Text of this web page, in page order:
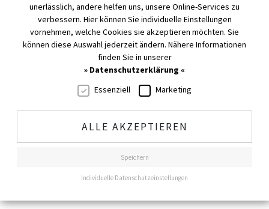
Anhänger COLORADO
unerlässlich, andere helfen uns, unsere Online-Services zu
verbessern. Hier können Sie individuelle Einstellungen
vornehmen, welche Cookies sie akzeptieren möchten. Sie
können diese Auswahl jederzeit ändern. Nähere Informationen
finden Sie in unserer
» Datenschutzerklärung «
Essenziell
Marketing
ALLE AKZEPTIEREN
Speichern
Individuelle Datenschutzeinstellungen